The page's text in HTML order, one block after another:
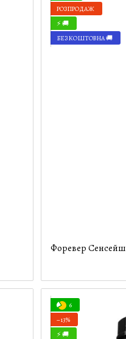
РОЗПРОДАЖ
⚡ 🚚
БЕЗКОШТОВНА 🚚
6
−13%
⚡ 🚚